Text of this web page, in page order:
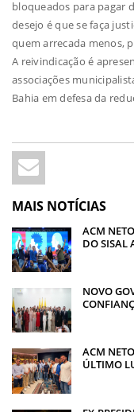
bloqueados para pagar
desejo é que se faça
quem arrecada menos,
A reivindicação é
associações
Bahia em defesa da
MAIS NOTÍCIAS
ACM
DO SISAL
NOVO
ACM
ÚLTIMO